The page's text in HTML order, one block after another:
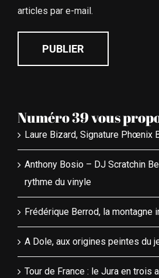
articles par e-mail.
Numéro 39 vous
Laure Bizard, Signature Phœnix
Anthony Bosio – DJ Scratchin
rythme du vinyle
Frédérique Berrod, la montagne
A Dole, aux origines peintes du
Tour de France : le Jura en trois